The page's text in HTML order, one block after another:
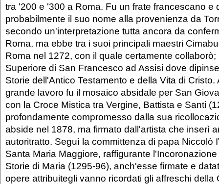
tra '200 e '300 a Roma. Fu un frate francescano e
probabilmente il suo nome alla provenienza da
secondo un'interpretazione tutta ancora da
Roma, ma ebbe tra i suoi principali maestri
Roma nel 1272, con il quale certamente
Superiore di San Francesco ad Assisi dove
Storie dell'Antico Testamento e della Vita di Cristo.
grande lavoro fu il mosaico absidale per San
con la Croce Mistica tra Vergine, Battista e Santi
profondamente compromesso dalla sua
abside nel 1878, ma firmato dall'artista che inserì
autoritratto. Seguì la committenza di papa Niccolò
Santa Maria Maggiore, raffigurante
Storie di Maria (1295-96), anch'esse firmate e
opere attribuitegli vanno ricordati gli affreschi della